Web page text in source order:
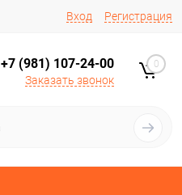
Вход Регистрация
+7 (981) 107-24-00
Заказать звонок
0